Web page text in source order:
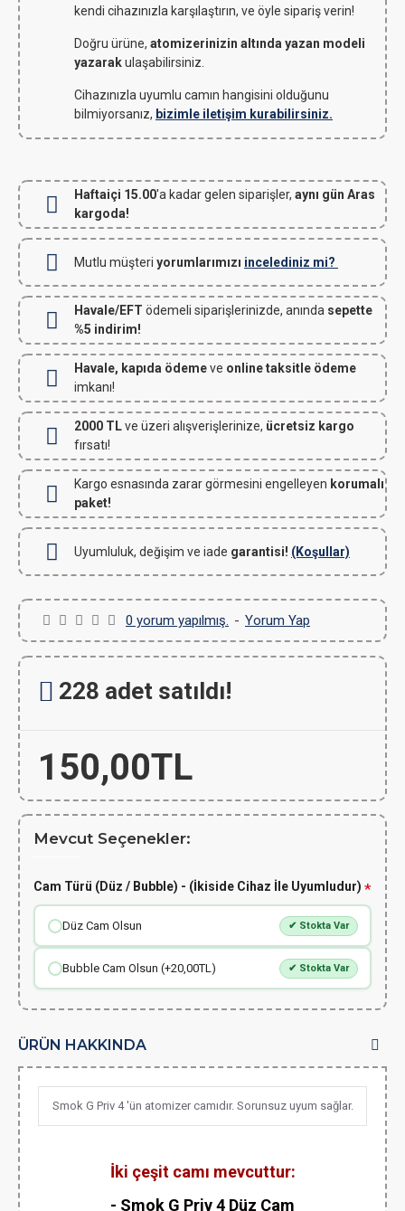
kendi cihazınızla karşılaştırın, ve öyle sipariş verin!
Doğru ürüne, atomizerinizin altında yazan modeli
yazarakulaşabilirsiniz.
Cihazınızla uyumlu camın hangisini olduğunu
bilmiyorsanız, bizimle iletişim kurabilirsiniz.
Haftaiçi 15.00'a kadar gelen siparişler, aynı gün Aras
kargoda!
Mutlu müşteri yorumlarımızı incelediniz mi?
Havale/EFT ödemeli siparişlerinizde, anında sepette
%5 indirim!
Havale, kapıda ödemeve online taksitle ödeme
imkanı!
2000 TLve üzeri alışverişlerinize, ücretsiz kargo
fırsatı!
Kargo esnasında zarar görmesini engelleyen korumalı
paket!
Uyumluluk, değişim ve iade garantisi! (Koşullar)
0 yorum yapılmış. - Yorum Yap
150,00TL
228 adet satıldı!
Mevcut Seçenekler:
Cam Türü (Düz / Bubble) - (İkiside Cihaz İle Uyumludur)
Düz Cam Olsun ✔ Stokta Var
Bubble Cam Olsun (+20,00TL) ✔ Stokta Var
ÜRÜN HAKKINDA
Smok G Priv 4 'ün atomizer camıdır. Sorunsuz uyum sağlar.
İki çeşit camı mevcuttur:
- Smok G Priv 4 Düz Cam